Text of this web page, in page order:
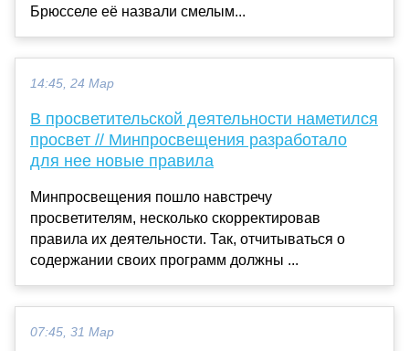
Брюсселе её назвали смелым...
14:45, 24 Мар
В просветительской деятельности наметился
просвет // Минпросвещения разработало
для нее новые правила
Минпросвещения пошло навстречу
просветителям, несколько скорректировав
правила их деятельности. Так, отчитываться о
содержании своих программ должны ...
07:45, 31 Мар